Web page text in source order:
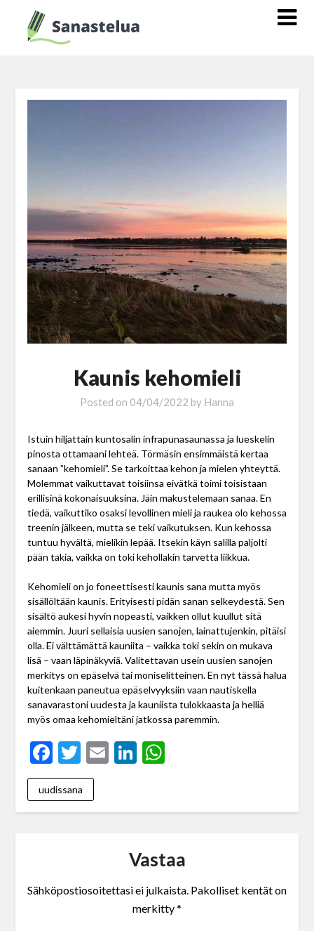
Kaunis kehomieli
Posted on 04/04/2022 by Hanna
Istuin hiljattain kuntosalin infrapunasaunassa ja lueskelin
pinosta ottamaani lehteä. Törmäsin ensimmäistä kertaa
sanaan ”kehomieli”. Se tarkoittaa kehon ja mielen yhteyttä.
Molemmat vaikuttavat toisiinsa eivätkä toimi toisistaan
erillisinä kokonaisuuksina. Jäin makustelemaan sanaa. En
tiedä, vaikuttiko osaksi levollinen mieli ja raukea olo kehossa
treenin jälkeen, mutta se teki vaikutuksen. Kun kehossa
tuntuu hyvältä, mielikin lepää. Itsekin käyn salilla paljolti
pään takia, vaikka on toki kehollakin tarvetta liikkua.
Kehomieli on jo foneettisesti kaunis sana mutta myös
sisällöltään kaunis. Erityisesti pidän sanan selkeydestä. Sen
sisältö aukesi hyvin nopeasti, vaikken ollut kuullut sitä
aiemmin. Juuri sellaisia uusien sanojen, lainattujenkin, pitäisi
olla. Ei välttämättä kauniita – vaikka toki sekin on mukava
lisä – vaan läpinäkyviä. Valitettavan usein uusien sanojen
merkitys on epäselvä tai moniselitteinen. En nyt tässä halua
kuitenkaan paneutua epäselvyyksiin vaan nautiskella
sanavarastoni uudesta ja kauniista tulokkaasta ja helliä
myös omaa kehomieltäni jatkossa paremmin.
Facebook
Twitter
EmailLinkedIn
WhatsApp
uudissana
Vastaa
Sähköpostiosoitettasi ei julkaista. Pakolliset kentät on
merkitty*